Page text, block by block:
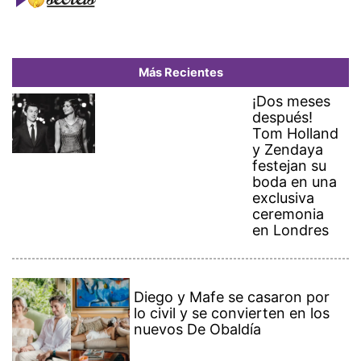
Más Recientes
¡Dos meses
después!
Tom Holland
y Zendaya
festejan su
boda en una
exclusiva
ceremonia
en Londres
Diego y Mafe se casaron por
lo civil y se convierten en los
nuevos De Obaldía